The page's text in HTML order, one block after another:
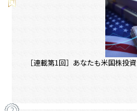
［連載第1回］あなたも米国株投